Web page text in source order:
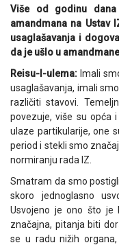
Više od godinu
amandmana na Ustav
usaglašavanja i
da je ušlo u
Reisu-l-ulema: Imali
usaglašavanja, imali
različiti stavovi.
povezuje, više su opća
ulaze partikularije, one
period i stekli smo
normiranju rada IZ.
Smatram da smo
skoro jednoglasno
Usvojeno je ono što je
značajna, pitanja biti
se u radu nižih